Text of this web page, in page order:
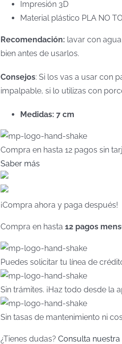
Impresión 3D
Material plástico PLA NO
Recomendación: lavar con
bien antes de usarlos.
Consejos: Si los vas a usar con
impalpable, si lo utilizas con
Medidas: 7 cm
Compra en hasta 12 pagos sin
Saber más
¡Compra ahora y paga después!
Compra en hasta 12 pagos
Puedes solicitar tu línea de
Sin trámites. ¡Haz todo desde la
Sin tasas de mantenimiento ni
¿Tienes dudas? Consulta nuestra